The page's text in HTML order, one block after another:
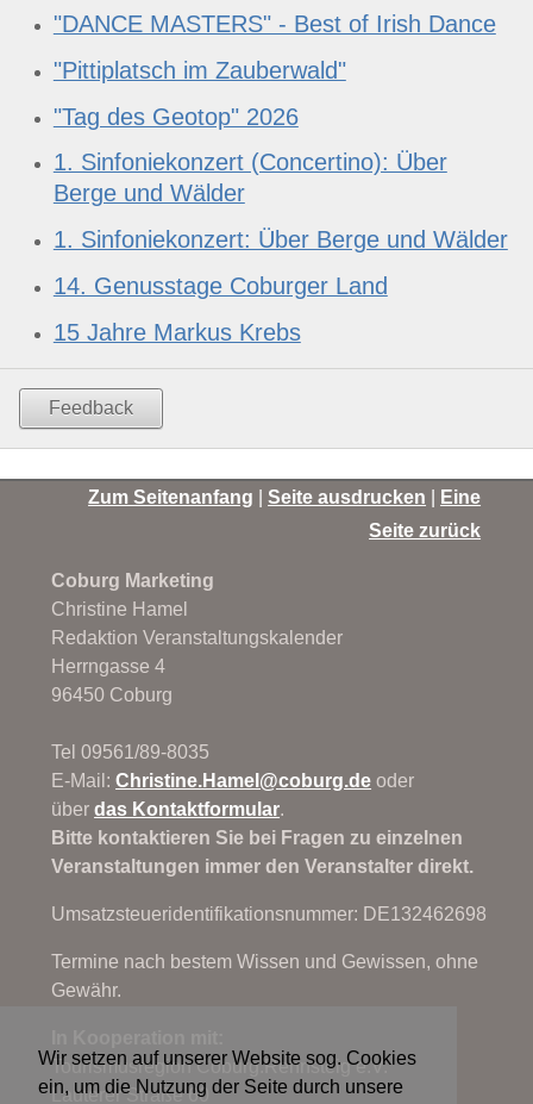
Wir setzen auf unserer Website sog. Cookies
ein, um die Nutzung der Seite durch unsere
"DANCE MASTERS" - Best of Irish Dance
"Pittiplatsch im Zauberwald"
"Tag des Geotop" 2026
1. Sinfoniekonzert (Concertino): Über
Berge und Wälder
1. Sinfoniekonzert: Über Berge und Wälder
14. Genusstage Coburger Land
15 Jahre Markus Krebs
Feedback
Zum Seitenanfang |Seite ausdrucken
Eine
Seite zurück
Coburg Marketing
Christine Hamel
Redaktion Veranstaltungskalender
Herrngasse 4
96450 Coburg
Tel 09561/89-8035
E-Mail:Christine.Hamel@coburg.de oder
überdas Kontaktformular.
Bitte kontaktieren Sie bei Fragen zu einzelnen
Veranstaltungen immer den Veranstalter direkt.
Umsatzsteueridentifikationsnummer: DE132462698
Termine nach bestem Wissen und Gewissen, ohne
Gewähr.
Tourismusregion Coburg.Rennsteig e.V.
Lauterer Straße 60